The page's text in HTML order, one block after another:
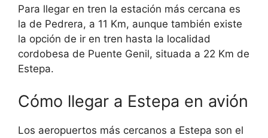
Para llegar en tren la estación más cercana es
la de Pedrera, a 11 Km, aunque también existe
la opción de ir en tren hasta la localidad
cordobesa de Puente Genil, situada a 22 Km de
Estepa.
Cómo llegar a Estepa en avión
Los aeropuertos más cercanos a Estepa son el